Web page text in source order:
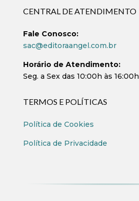
CENTRAL DE ATENDIMENTO
Fale Conosco:
sac@editoraangel.com.br
Horário de Atendimento:
Seg. a Sex das 10:00h às 16:00h
TERMOS E POLÍTICAS
Política de Cookies
Política de Privacidade